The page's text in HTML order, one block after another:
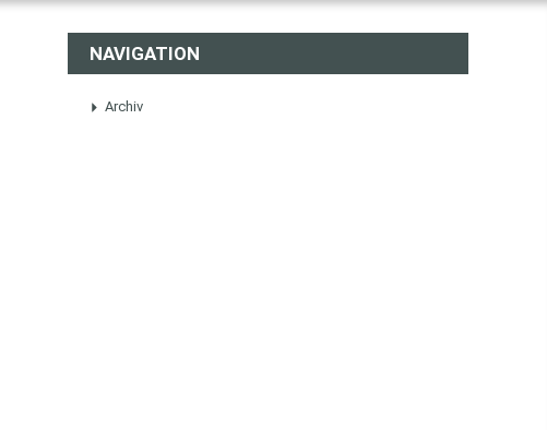
NAVIGATION
Archiv